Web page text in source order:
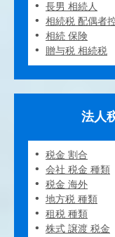
長男 相続人
相続税 配偶者
相続 保険
贈与税 相続税
法人
税金 割合
会社 税金 種類
税金 海外
地方税 種類
租税 種類
株式 譲渡 税金